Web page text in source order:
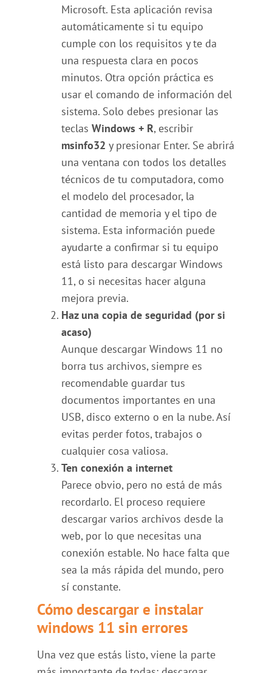
Microsoft. Esta aplicación revisa
automáticamente si tu equipo
cumple con los requisitos y te da
una respuesta clara en pocos
minutos. Otra opción práctica es
usar el comando de información del
sistema. Solo debes presionar las
teclasWindows + R, escribir
msinfo32 y presionar Enter. Se abrirá
una ventana con todos los detalles
técnicos de tu computadora, como
el modelo del procesador, la
cantidad de memoria y el tipo de
sistema. Esta información puede
ayudarte a confirmar si tu equipo
está listo para descargar Windows
11, o si necesitas hacer alguna
mejora previa.
Haz una copia de seguridad (por si
acaso)
Aunque descargar Windows 11 no
borra tus archivos, siempre es
recomendable guardar tus
documentos importantes en una
USB, disco externo o en la nube. Así
evitas perder fotos, trabajos o
cualquier cosa valiosa.
Ten conexión a internet
Parece obvio, pero no está de más
recordarlo. El proceso requiere
descargar varios archivos desde la
web, por lo que necesitas una
conexión estable. No hace falta que
sea la más rápida del mundo, pero
sí constante.
Cómo descargar e instalar
windows 11 sin errores
Una vez que estás listo, viene la parte